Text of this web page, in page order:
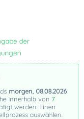
der
morgen, 08.08.2026
innerhalb von 7
werden. Einen
auswählen.